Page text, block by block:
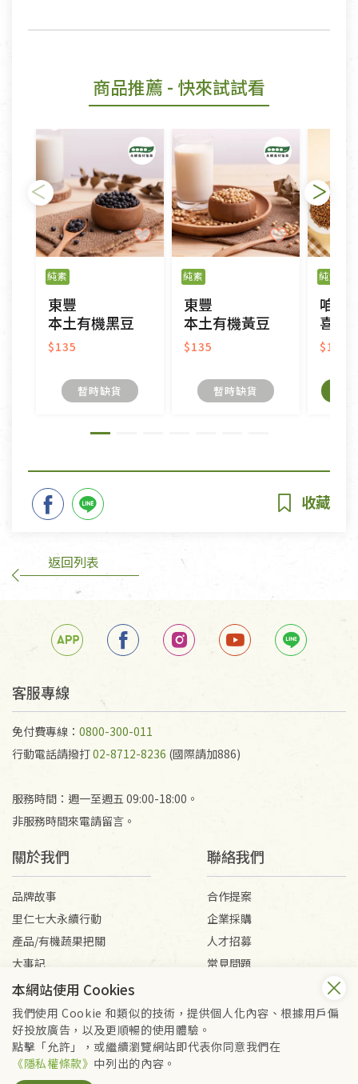
商品推薦 - 快來試試看
純素
東豐
本土有機黑豆
$135
暫時缺貨
純素
東豐
本土有機黃豆
$135
暫時缺貨
純素
咱糧
喜願
$160
返回列表
客服專線
免付費專線： 0800-300-011
行動電話請撥打02-8712-8236 (國際請加886)
服務時間：週一至週五 09:00-18:00。
非服務時間來電請留言。
關於我們
品牌故事
里仁七大永續行動
產品/有機蔬果把關
大事記
媒體報導
聯絡我們
合作提案
企業採購
人才招募
常見問題
會員服務條款
隱私權政策
Copyright © 2026 里仁事業股份有限公司(統編：16301262) /
里仁網購股份有限公司(統編：25149752)
本網站使用 Cookies
我們使用 Cookie 和類似的技術，提供個人化內容、根據用戶偏
好投放廣告，以及更順暢的使用體驗。
點擊「允許」，或繼續瀏覽網站即代表你同意我們在
《隱私權條款》 中列出的內容。